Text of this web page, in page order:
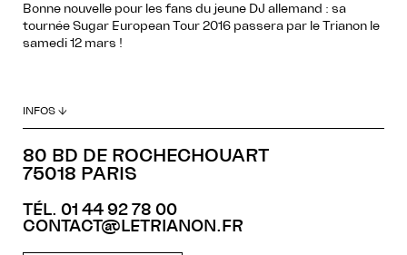
Bonne nouvelle pour les fans du jeune DJ allemand : sa
tournée Sugar European Tour 2016 passera par le Trianon le
samedi 12 mars !
INFOS ↓
80 BD DE ROCHECHOUART
75018 PARIS
TÉL. 01 44 92 78 00
CONTACT@LETRIANON.FR